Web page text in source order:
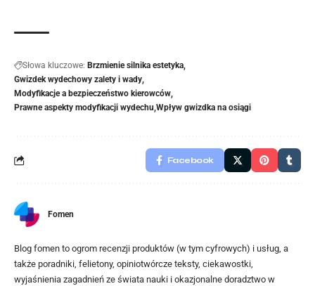
Słowa kluczowe: Brzmienie silnika estetyka
Gwizdek wydechowy zalety i wady
Modyfikacje a bezpieczeństwo kierowców
Prawne aspekty modyfikacji wydechu Wpływ gwizdka na osiągi
Facebook
Fomen
Blog fomen to ogrom recenzji produktów (w tym cyfrowych) i usług, a
także poradniki, felietony, opiniotwórcze teksty, ciekawostki,
wyjaśnienia zagadnień ze świata nauki i okazjonalne doradztwo w